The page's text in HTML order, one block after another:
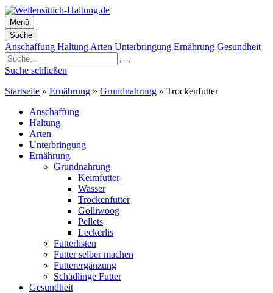
Menü
Suche
Zum
Inhalt
springen
Anschaffung Haltung Arten Unterbringung Ernährung Gesundheit
Suche schließen
Startseite » Ernährung » Grundnahrung » Trockenfutter
Anschaffung
Haltung
Arten
Unterbringung
Ernährung
Grundnahrung
Keimfutter
Wasser
Trockenfutter
Golliwoog
Pellets
Leckerlis
Futterlisten
Futter selber machen
Futterergänzung
Schädlinge Futter
Gesundheit